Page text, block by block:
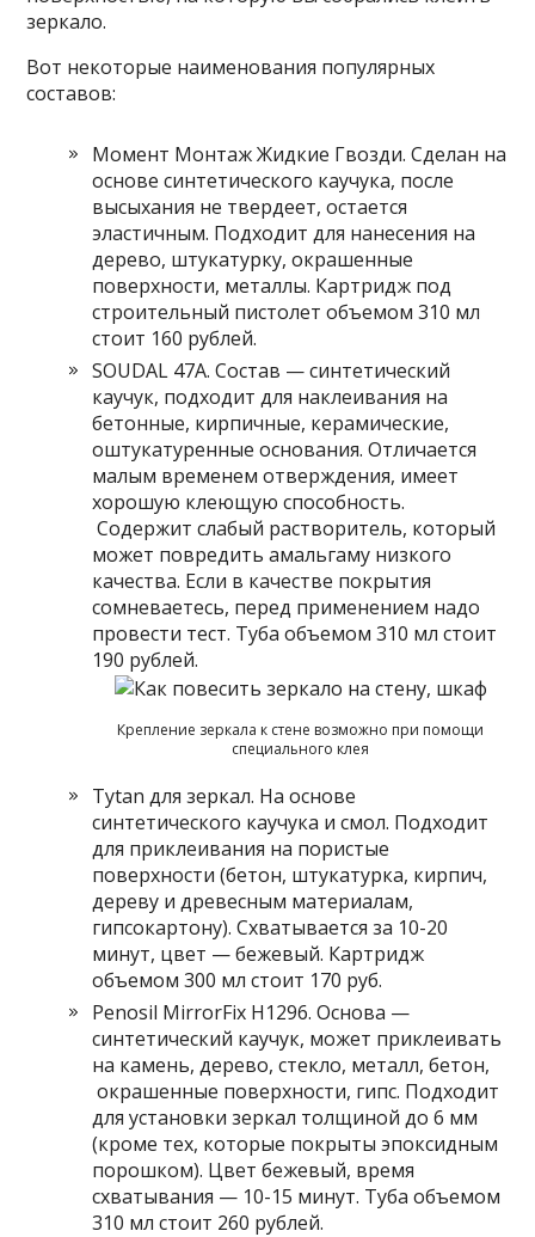
зеркало.
Вот некоторые наименования популярных
составов:
Момент Монтаж Жидкие Гвозди. Сделан на
основе синтетического каучука, после
высыхания не твердеет, остается
эластичным. Подходит для нанесения на
дерево, штукатурку, окрашенные
поверхности, металлы. Картридж под
строительный пистолет объемом 310 мл
стоит 160 рублей.
SOUDAL 47А. Состав — синтетический
каучук, подходит для наклеивания на
бетонные, кирпичные, керамические,
оштукатуренные основания. Отличается
малым временем отверждения, имеет
хорошую клеющую способность.
Содержит слабый растворитель, который
может повредить амальгаму низкого
качества. Если в качестве покрытия
сомневаетесь, перед применением надо
провести тест. Туба объемом 310 мл стоит
190 рублей.
Крепление зеркала к стене возможно при помощи
специального клея
Tytan для зеркал. На основе
синтетического каучука и смол. Подходит
для приклеивания на пористые
поверхности (бетон, штукатурка, кирпич,
дереву и древесным материалам,
гипсокартону). Схватывается за 10-20
минут, цвет — бежевый. Картридж
объемом 300 мл стоит 170 руб.
Penosil MirrorFix Н1296. Основа —
синтетический каучук, может приклеивать
на камень, дерево, стекло, металл, бетон,
окрашенные поверхности, гипс. Подходит
для установки зеркал толщиной до 6 мм
(кроме тех, которые покрыты эпоксидным
порошком). Цвет бежевый, время
схватывания — 10-15 минут. Туба объемом
310 мл стоит 260 рублей.